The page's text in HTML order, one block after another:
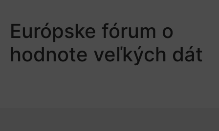
Európske fórum o
hodnote veľkých dát